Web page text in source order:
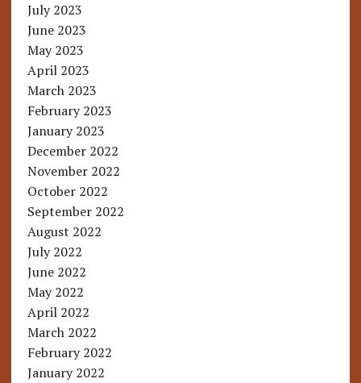
July 2023
June 2023
May 2023
April 2023
March 2023
February 2023
January 2023
December 2022
November 2022
October 2022
September 2022
August 2022
July 2022
June 2022
May 2022
April 2022
March 2022
February 2022
January 2022